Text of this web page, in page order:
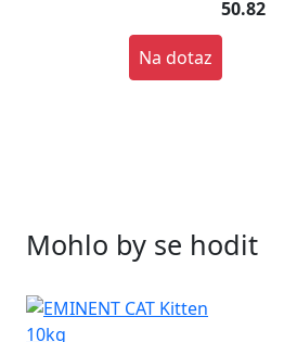
50.82
Na dotaz
Mohlo by se hodit